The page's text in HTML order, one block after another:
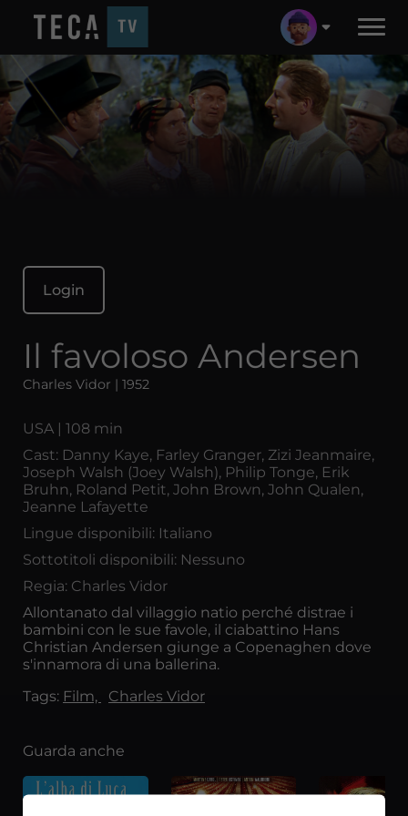
Login
Il favoloso Andersen
Charles Vidor | 1952
USA | 108 min
Cast: Danny Kaye, Farley Granger, Zizi Jeanmaire,
Joseph Walsh (Joey Walsh), Philip Tonge, Erik
Bruhn, Roland Petit, John Brown, John Qualen,
Jeanne Lafayette
Lingue disponibili: Italiano
Sottotitoli disponibili: Nessuno
Regia: Charles Vidor
Allontanato dal villaggio natio perché distrae i
bambini con le sue favole, il ciabattino Hans
Christian Andersen giunge a Copenaghen dove
s'innamora di una ballerina.
Tags: Film, Charles Vidor
Guarda anche